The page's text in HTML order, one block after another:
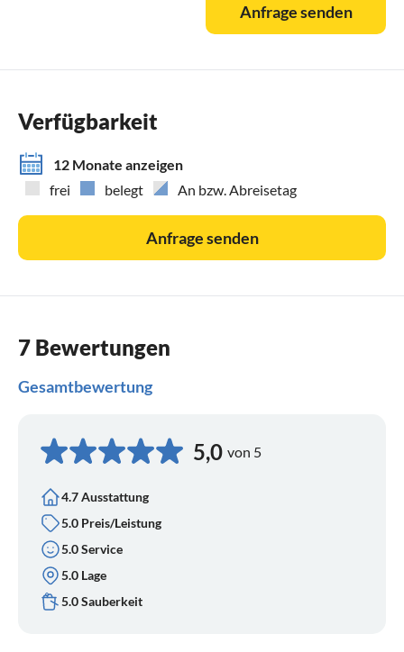
* in der Heizperiode (Ende Oktober - Ende April) 10 €/Tag
Anfrage senden
Verfügbarkeit
12 Monate anzeigen
frei
belegt An bzw. Abreisetag
Anfrage senden
7 Bewertungen
Gesamtbewertung
5,0 von 5
4.7 Ausstattung
5.0 Preis/Leistung
5.0 Service
5.0 Lage
5.0 Sauberkeit